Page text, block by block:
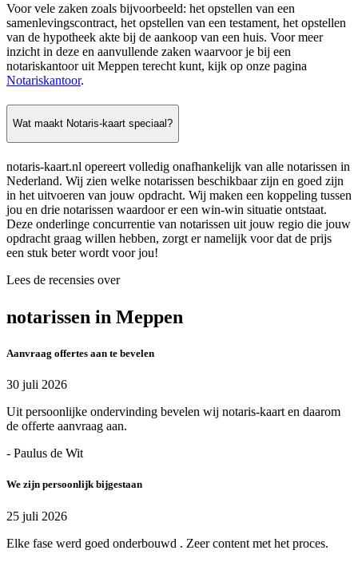
Voor vele zaken zoals bijvoorbeeld: het opstellen van een
samenlevingscontract, het opstellen van een testament, het opstellen
van de hypotheek akte bij de aankoop van een huis. Voor meer
inzicht in deze en aanvullende zaken waarvoor je bij een
notariskantoor uit Meppen terecht kunt, kijk op onze pagina
Notariskantoor.
Wat maakt Notaris-kaart speciaal?
notaris-kaart.nl opereert volledig onafhankelijk van alle notarissen in
Nederland. Wij zien welke notarissen beschikbaar zijn en goed zijn
in het uitvoeren van jouw opdracht. Wij maken een koppeling tussen
jou en drie notarissen waardoor er een win-win situatie ontstaat.
Deze onderlinge concurrentie van notarissen uit jouw regio die jouw
opdracht graag willen hebben, zorgt er namelijk voor dat de prijs
een stuk beter wordt voor jou!
Lees de recensies over
notarissen in Meppen
Aanvraag offertes aan te bevelen
30 juli 2026
Uit persoonlijke ondervinding bevelen wij notaris-kaart en daarom
de offerte aanvraag aan.
- Paulus de Wit
We zijn persoonlijk bijgestaan
25 juli 2026
Elke fase werd goed onderbouwd . Zeer content met het proces.